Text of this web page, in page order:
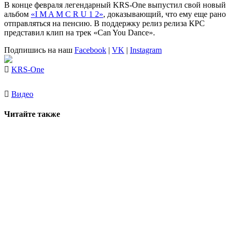
В конце февраля легендарный KRS-One выпустил свой новый
альбом «I M A M C R U 1 2», доказывающий, что ему еще рано
отправляться на пенсию. В поддержку релиз релиза КРС
представил клип на трек «Can You Dance».
Подпишись на наш Facebook | VK | Instagram
KRS-One
Видео
Читайте также